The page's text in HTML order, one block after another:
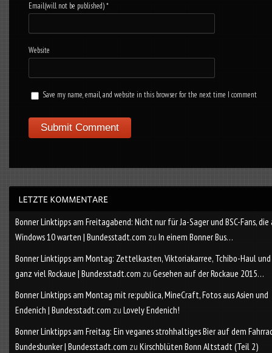
Email(will not be published)*
Website
Save my name, email, and website in this browser for the next time I comment
Bonner Linktipps am Freitagabend: Nicht nur für Ja-Sager und BSC-Fans,
Windows 10 warten | Bundesstadt.com zu In einem Bonner Bus…
Bonner Linktipps am Montag: Zettelkasten, Viktoriakarree, Tchibo-Haul und
ganz viel Rockaue | Bundesstadt.com zu Gesehen auf der Rockaue 2015…
Bonner Linktipps am Montag mit re:publica, MineCraft, Fotos aus Asien und
Endenich | Bundesstadt.com zu Lovely Endenich!
Bonner Linktipps am Freitag: Ein veganes strohhaltiges Bier auf dem
Bundesbunker | Bundesstadt.com zu Kirschblüten Bonn Altstadt (Teil 2)